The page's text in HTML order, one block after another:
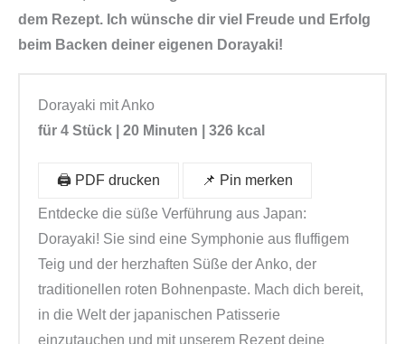
dem Rezept. Ich wünsche dir viel Freude und Erfolg
beim Backen deiner eigenen Dorayaki!
Dorayaki mit Anko
für 4 Stück | 20 Minuten | 326 kcal
🖨️ PDF drucken 📌 Pin merken
Entdecke die süße Verführung aus Japan:
Dorayaki! Sie sind eine Symphonie aus fluffigem
Teig und der herzhaften Süße der Anko, der
traditionellen roten Bohnenpaste. Mach dich bereit,
in die Welt der japanischen Patisserie
einzutauchen und mit unserem Rezept deine